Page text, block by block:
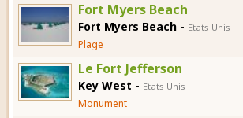
Fort Myers Beach
Fort Myers Beach - Etats Unis
Plage
Le Fort Jefferson
Key West - Etats Unis
Monument